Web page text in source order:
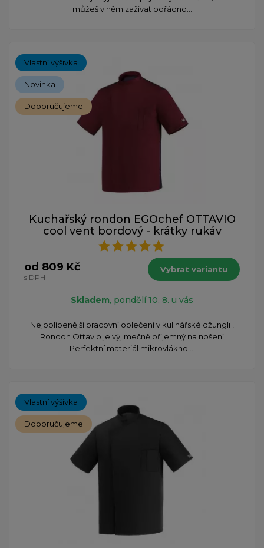
můžeš v něm zažívat pořádno...
Vlastní výšivka
Novinka
Doporučujeme
Kuchařský rondon EGOchef OTTAVIO
cool vent bordový - krátky rukáv
od 809 Kč
s DPH
Vybrat variantu
Skladem, pondělí 10. 8. u vás
​Nejoblíbenější pracovní oblečení v kulinářské džungli !
Rondon Ottavio je výjimečně příjemný na nošení
Perfektní materiál mikrovlákno ...
Vlastní výšivka
Doporučujeme